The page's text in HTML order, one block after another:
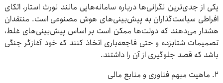
یکی از جدی‌ترین نگرانی‌ها درباره سامانه‌هایی مانند نورث استار، اتکای
افراطی سیاست‌گذاران به پیش‌بینی‌های هوش مصنوعی است. منتقدان
هشدار می‌دهند که دولت‌ها ممکن است بر اساس پیش‌بینی‌های غلط،
تصمیمات شتابزده و حتی فاجعه‌باری اتخاذ کنند که خود آغازگر جنگی
باشد که قصد جلوگیری از آن را داشتند.
۲. ماهیت مبهم فناوری و منابع مالی